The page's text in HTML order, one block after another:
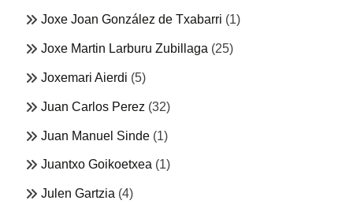
Joxe Joan González de Txabarri (1)
Joxe Martin Larburu Zubillaga (25)
Joxemari Aierdi (5)
Juan Carlos Perez (32)
Juan Manuel Sinde (1)
Juantxo Goikoetxea (1)
Julen Gartzia (4)